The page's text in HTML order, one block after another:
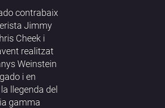
contrabaix
Jimmy
Cheek i
realitzat
Weinstein
i en
llegenda del
gamma